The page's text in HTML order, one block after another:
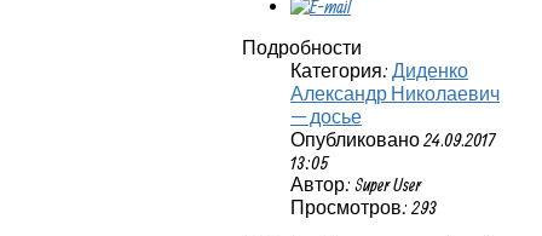
Подробности
Категория: Диденко
Александр Николаевич
— досье
Опубликовано 24.09.2017
13:05
Автор: Super User
Просмотров: 293